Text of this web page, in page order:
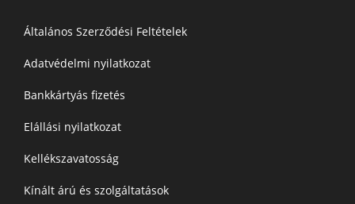
Általános Szerződési Feltételek
Adatvédelmi nyilatkozat
Bankkártyás fizetés
Elállási nyilatkozat
Kellékszavatosság
Kínált árú és szolgáltatások